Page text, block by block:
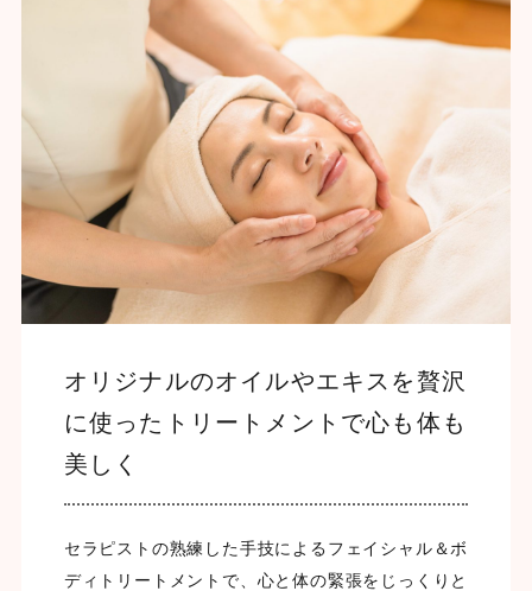
オリジナルのオイルやエキスを贅沢
に使ったトリートメントで心も体も
美しく
セラピストの熟練した手技によるフェイシャル＆ボ
ディトリートメントで、心と体の緊張をじっくりと